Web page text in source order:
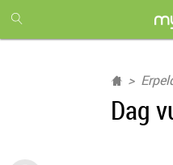
month
free
Dag